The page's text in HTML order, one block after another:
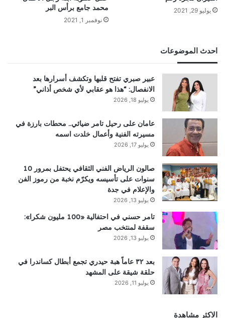
يوليو 29, 2021
محمد جامع برأس البر
نوفمبر 1, 2021
احدث الموضوعات
عبير صبري تفتح قلبها وتكشف أسرارها بعد
الانفصال: “هذا هو عقابي لأي شخص أذاني”
يوليو 18, 2026
عامان على رحيل تامر ضيائي.. محطات بارزة في
مسيرته الفنية وأعمال خلدت اسمه
يوليو 17, 2026
صالون الرياض الفني الثقافي يحتفل بمرور 10
سنوات على تأسيسه ويكرّم نخبة من رموز الفن
والإعلام في جدة
يوليو 13, 2026
تامر حسني في احتفالية «100 مليون شكرا»:
سقفة لمنتخب مصر
يوليو 13, 2026
بعد ٣٢ عاماً هبة حيدري تجمع أبطال كساندرا في
حلقة شيقة على المشهد
يوليو 11, 2026
الاكثر مشاهدة